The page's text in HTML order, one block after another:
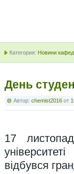
Категория: Новини
День
Автор: chemist2016 от
17
відбувся